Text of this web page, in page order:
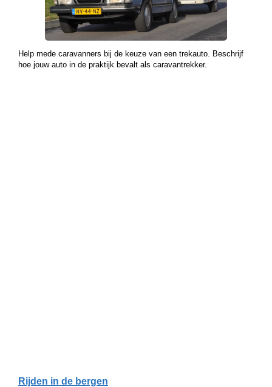
Help mede caravanners bij de keuze van een trekauto. Beschrijf
hoe jouw auto in de praktijk bevalt als caravantrekker.
Rijden in de bergen